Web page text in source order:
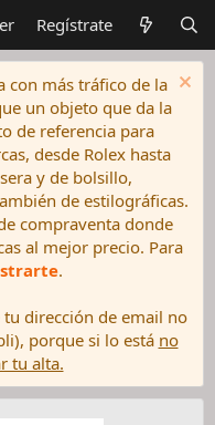
Regístrate
con más tráfico de la
un objeto que da la
de referencia para
desde Rolex hasta
y de bolsillo,
de estilográficas.
compraventa donde
al mejor precio. Para
.
dirección de email no
porque si lo está no
tu alta.